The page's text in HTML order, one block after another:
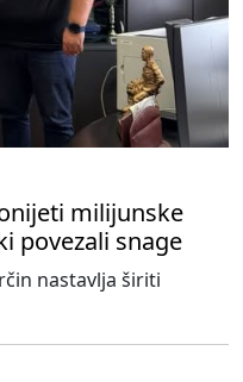
milijunske
povezali snage
nastavlja širiti